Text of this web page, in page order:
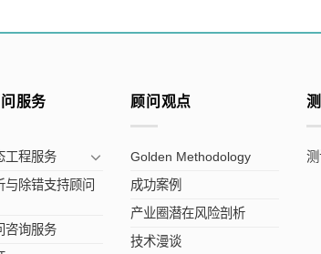
服务
工程服务
与除错支持顾问
咨询服务
顾问观点
Golden Methodology
成功案例
产业圈潜在风险剖析
技术漫谈